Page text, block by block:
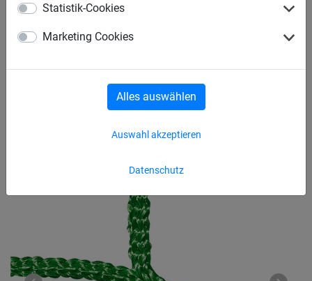
Statistik-Cookies
Marketing Cookies
Datenschutz
Auswahl akzeptieren
Alles auswählen
Abdecknetz aus PP, ca. 4 mm
stark, Maschenweite 100 mm